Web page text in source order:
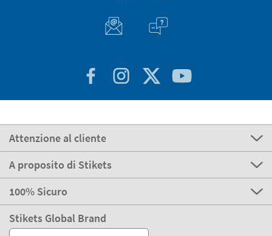
Attenzione al cliente
A proposito di Stikets
100% Sicuro
Stikets Global Brand